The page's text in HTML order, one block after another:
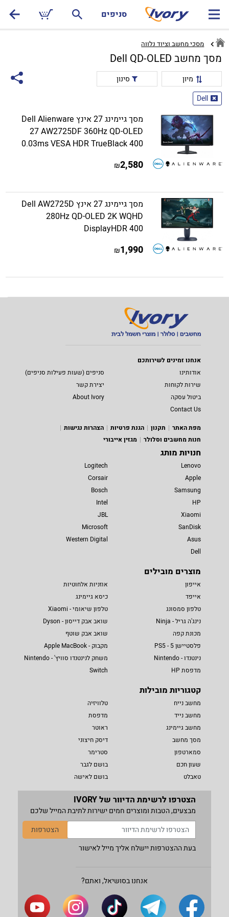
סניפים
מסכי מחשב וציוד נלווה
מסך מחשב Dell QD-OLED
מיון
סינון
Dell
מסך גיימינג 27 אינץ Dell Alienware
27 AW2725DF 360Hz QD-OLED
0.03ms VESA HDR TrueBlack 400
2,580
₪
מסך גיימינג 27 אינץ Dell AW2725D
280Hz QD-OLED 2K WQHD
DisplayHDR 400
1,990
₪
אנחנו זמינים לשירותכם
אודותינו
סניפים (שעות פעילות סניפים)
שירות לקוחות
יצירת קשר
ביטול עסקה
About Ivory
Contact Us
מפת האתר
תקנון הגנת פרטיות
הצהרות נגישות
חנות מחשבים וסלולר
מגזין אייבורי
חנויות מותג
Lenovo
Apple
Samsung
HP
Xiaomi
SanDisk
Asus
Dell
Logitech
Corsair
Bosch
Intel
JBL
Microsoft
Western Digital
מוצרים מובילים
אייפון
אייפד
טלפון סמסונג
נינג'ה גריל - Ninja
מכונת קפה
פלסטיישן 5 - PS5
נינטנדו - Nintendo
מדפסת HP
אוזניות אלחוטיות
כיסא גיימינג
טלפון שיאומי - Xiaomi
שואב אבק דייסון - Dyson
שואב אבק שוטף
מקבוק - Apple MacBook
משחק לנינטנדו סוויץ' - Nintendo
Switch
קטגוריות מובילות
מחשב נייח
מחשב נייד
מחשב גיימינג
מסך מחשב
סמארטפון
שעון חכם
טאבלט
טלוויזיה
מדפסת
ראוטר
דיסק חיצוני
סטרימר
בושם לגבר
בושם לאישה
הצטרפו לרשימת הדיוור של IVORY
מבצעים, הטבות ומוצרים חמים ישירות לתיבת המייל שלכם
הצטרפות
בעת ההצטרפות יישלח אליך מייל לאישור
אנחנו בסושיאל, ואתם?